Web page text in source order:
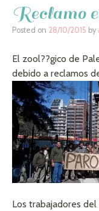
Reclamo
Posted on 28/10/2015 by
El zool??gico de
debido a reclamos
Los trabajadores